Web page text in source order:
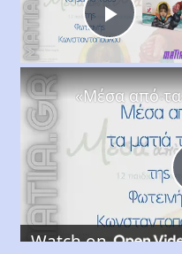
Play
Video
Watch on